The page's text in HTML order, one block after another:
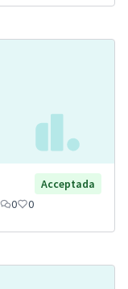
Acceptada
0 0